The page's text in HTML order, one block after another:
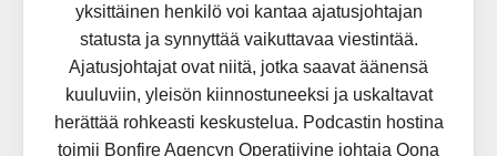
yksittäinen henkilö voi kantaa ajatusjohtajan
statusta ja synnyttää vaikuttavaa viestintää.
Ajatusjohtajat ovat niitä, jotka saavat äänensä
kuuluviin, yleisön kiinnostuneeksi ja uskaltavat
herättää rohkeasti keskustelua. Podcastin hostina
toimii Bonfire Agencyn Operatiivine johtaja Oona